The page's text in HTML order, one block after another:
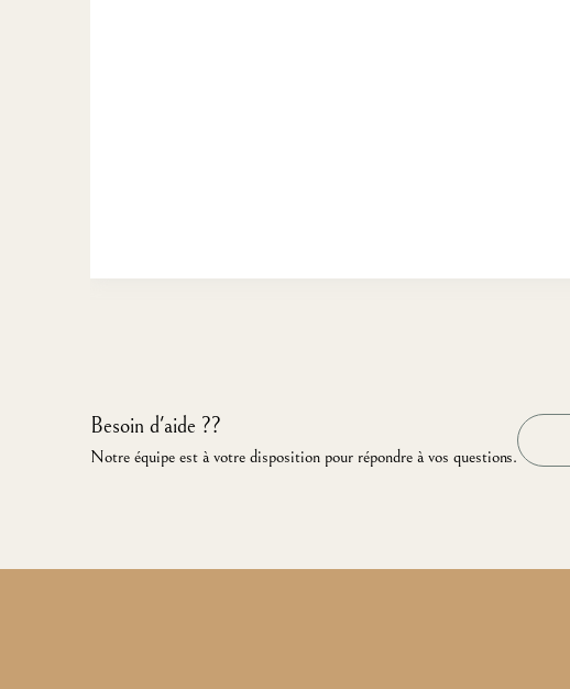
Besoin d'aide ??
Notre équipe est à votre disposition pour répondre à vos questions.